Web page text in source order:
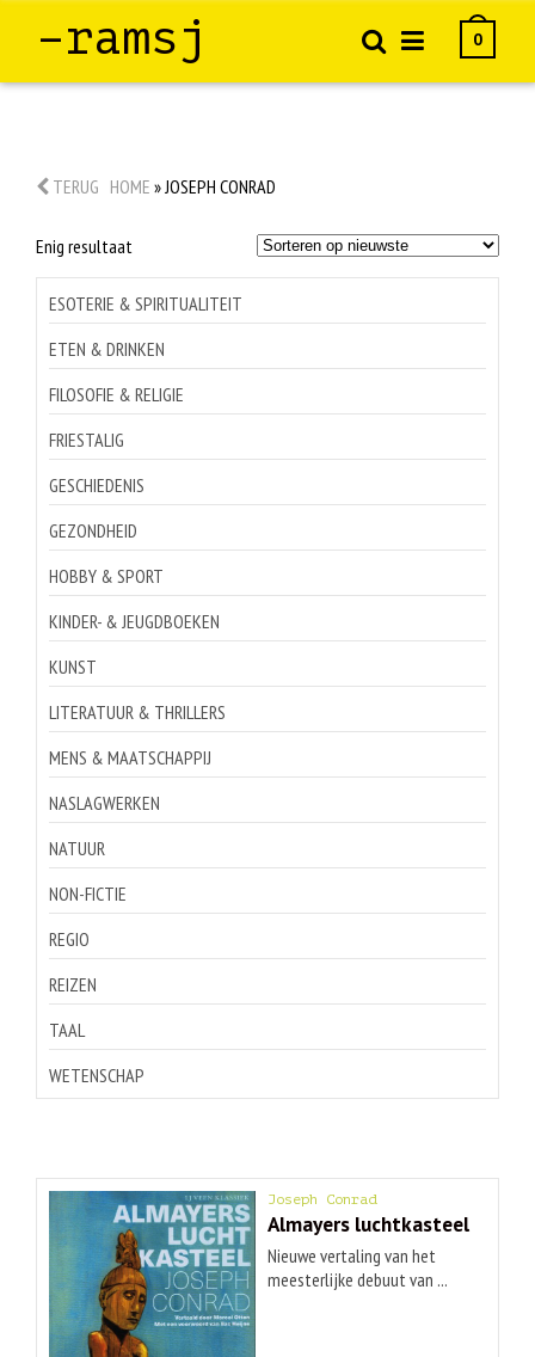
–ramsj 0
TERUG HOME »JOSEPH CONRAD
Enig resultaat
ESOTERIE & SPIRITUALITEIT
ETEN & DRINKEN
FILOSOFIE & RELIGIE
FRIESTALIG
GESCHIEDENIS
GEZONDHEID
HOBBY & SPORT
KINDER- & JEUGDBOEKEN
KUNST
LITERATUUR & THRILLERS
MENS & MAATSCHAPPIJ
NASLAGWERKEN
NATUUR
NON-FICTIE
REGIO
REIZEN
TAAL
WETENSCHAP
Joseph Conrad
Almayers luchtkasteel
Nieuwe vertaling van het
meesterlijke debuut van ...